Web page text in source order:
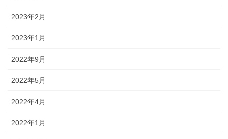
2023年2月
2023年1月
2022年9月
2022年5月
2022年4月
2022年1月